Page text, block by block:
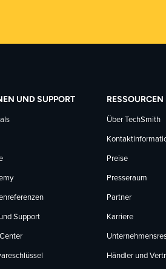
UND SUPPORT
Support
Center
RESSOURCEN
Über TechSmith
Preise
Presseraum
Partner
Karriere
Händler und